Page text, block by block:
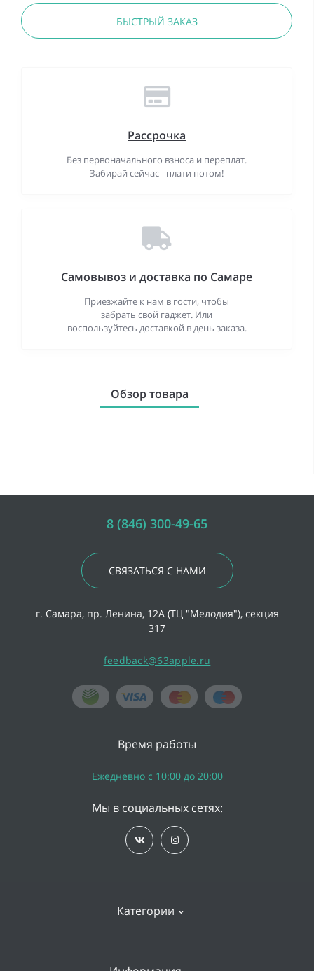
БЫСТРЫЙ ЗАКАЗ
Рассрочка
Без первоначального взноса и переплат.
Забирай сейчас - плати потом!
Самовывоз и доставка по Самаре
Приезжайте к нам в гости, чтобы
забрать свой гаджет. Или
воспользуйтесь доставкой в день заказа.
Обзор товара
8 (846) 300-49-65
СВЯЗАТЬСЯ С НАМИ
г. Самара, пр. Ленина, 12А (ТЦ "Мелодия"), секция
317
feedback@63apple.ru
Категории
Время работы
Ежедневно с 10:00 до 20:00
Мы в социальных сетях: